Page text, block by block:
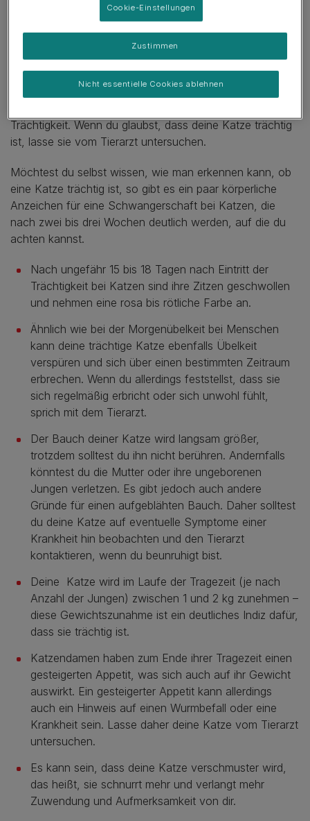
Anzeichen für eine
Trächtigkeit bei Katzen
Oft gibt es bei einer schwangeren Katze in den ersten
Trächtigkeit. Wenn du glaubst, dass deine Katze trächtig
ist, lasse sie vom Tierarzt untersuchen.
Möchtest du selbst wissen, wie man erkennen kann, ob
eine Katze trächtig ist, so gibt es ein paar körperliche
Anzeichen für eine Schwangerschaft bei Katzen, die
nach zwei bis drei Wochen deutlich werden, auf die du
achten kannst.
Nach ungefähr 15 bis 18 Tagen nach Eintritt der
Trächtigkeit bei Katzen sind ihre Zitzen geschwollen
und nehmen eine rosa bis rötliche Farbe an.
Ähnlich wie bei der Morgenübelkeit bei Menschen
kann deine trächtige Katze ebenfalls Übelkeit
verspüren und sich über einen bestimmten Zeitraum
erbrechen. Wenn du allerdings feststellst, dass sie
sich regelmäßig erbricht oder sich unwohl fühlt,
sprich mit dem Tierarzt.
Der Bauch deiner Katze wird langsam größer,
trotzdem solltest du ihn nicht berühren. Andernfalls
könntest du die Mutter oder ihre ungeborenen
Jungen verletzen. Es gibt jedoch auch andere
Gründe für einen aufgeblähten Bauch. Daher solltest
du deine Katze auf eventuelle Symptome einer
Krankheit hin beobachten und den Tierarzt
kontaktieren, wenn du beunruhigt bist.
Deine Katze wird im Laufe der Tragezeit (je nach
Anzahl der Jungen) zwischen 1 und 2 kg zunehmen –
diese Gewichtszunahme ist ein deutliches Indiz dafür,
dass sie trächtig ist.
Katzendamen haben zum Ende ihrer Tragezeit einen
gesteigerten Appetit, was sich auch auf ihr Gewicht
auswirkt. Ein gesteigerter Appetit kann allerdings
auch ein Hinweis auf einen Wurmbefall oder eine
Krankheit sein. Lasse daher deine Katze vom Tierarzt
untersuchen.
Es kann sein, dass deine Katze verschmuster wird,
das heißt, sie schnurrt mehr und verlangt mehr
Zuwendung und Aufmerksamkeit von dir.
Cookie-Einstellungen
Nicht essentielle Cookies ablehnen
Zustimmen